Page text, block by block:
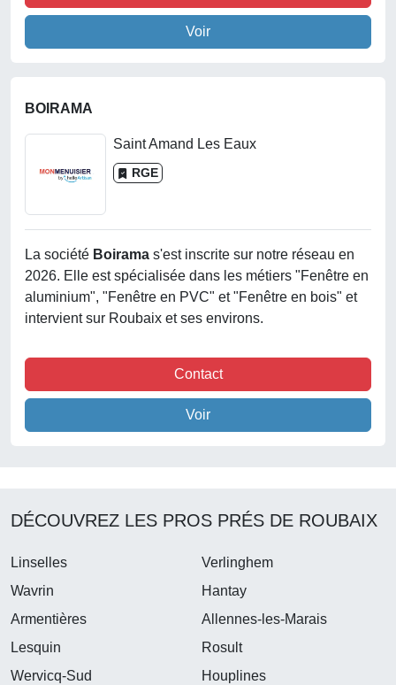
Voir
BOIRAMA
Saint Amand Les Eaux
RGE
La société Boirama s'est inscrite sur notre réseau en
2026. Elle est spécialisée dans les métiers "Fenêtre en
aluminium", "Fenêtre en PVC" et "Fenêtre en bois" et
intervient sur Roubaix et ses environs.
Contact
Voir
DÉCOUVREZ LES PROS PRÉS DE ROUBAIX
Linselles
Verlinghem
Wavrin
Hantay
Armentières
Allennes-les-Marais
Lesquin
Rosult
Wervicq-Sud
Houplines